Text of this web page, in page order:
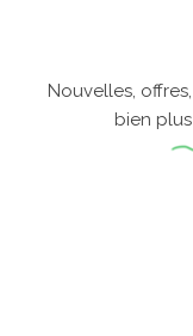
Nouvelles,
bien